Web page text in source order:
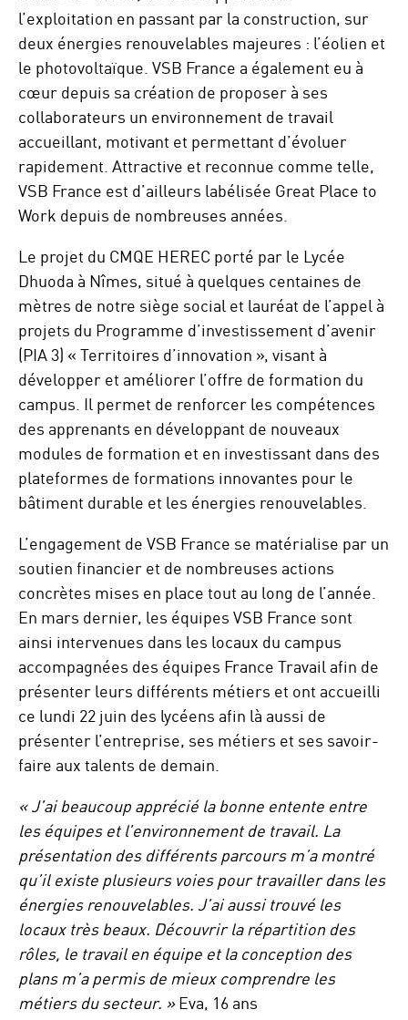
l’exploitation en passant par la construction, sur
deux énergies renouvelables majeures : l’éolien et
le photovoltaïque. VSB France a également eu à
cœur depuis sa création de proposer à ses
collaborateurs un environnement de travail
accueillant, motivant et permettant d’évoluer
rapidement. Attractive et reconnue comme telle,
VSB France est d’ailleurs labélisée Great Place to
Work depuis de nombreuses années.
Le projet du CMQE HEREC porté par le Lycée
Dhuoda à Nîmes, situé à quelques centaines de
mètres de notre siège social et lauréat de l’appel à
projets du Programme d’investissement d’avenir
(PIA 3) « Territoires d’innovation », visant à
développer et améliorer l’offre de formation du
campus. Il permet de renforcer les compétences
des apprenants en développant de nouveaux
modules de formation et en investissant dans des
plateformes de formations innovantes pour le
bâtiment durable et les énergies renouvelables.
L’engagement de VSB France se matérialise par un
soutien financier et de nombreuses actions
concrètes mises en place tout au long de l’année.
En mars dernier, les équipes VSB France sont
ainsi intervenues dans les locaux du campus
accompagnées des équipes France Travail afin de
présenter leurs différents métiers et ont accueilli
ce lundi 22 juin des lycéens afin là aussi de
présenter l’entreprise, ses métiers et ses savoir-
faire aux talents de demain.
« J’ai beaucoup apprécié la bonne entente entre
les équipes et l’environnement de travail. La
présentation des différents parcours m’a montré
qu’il existe plusieurs voies pour travailler dans les
énergies renouvelables. J’ai aussi trouvé les
locaux très beaux. Découvrir la répartition des
rôles, le travail en équipe et la conception des
plans m’a permis de mieux comprendre les
métiers du secteur. »Eva, 16 ans